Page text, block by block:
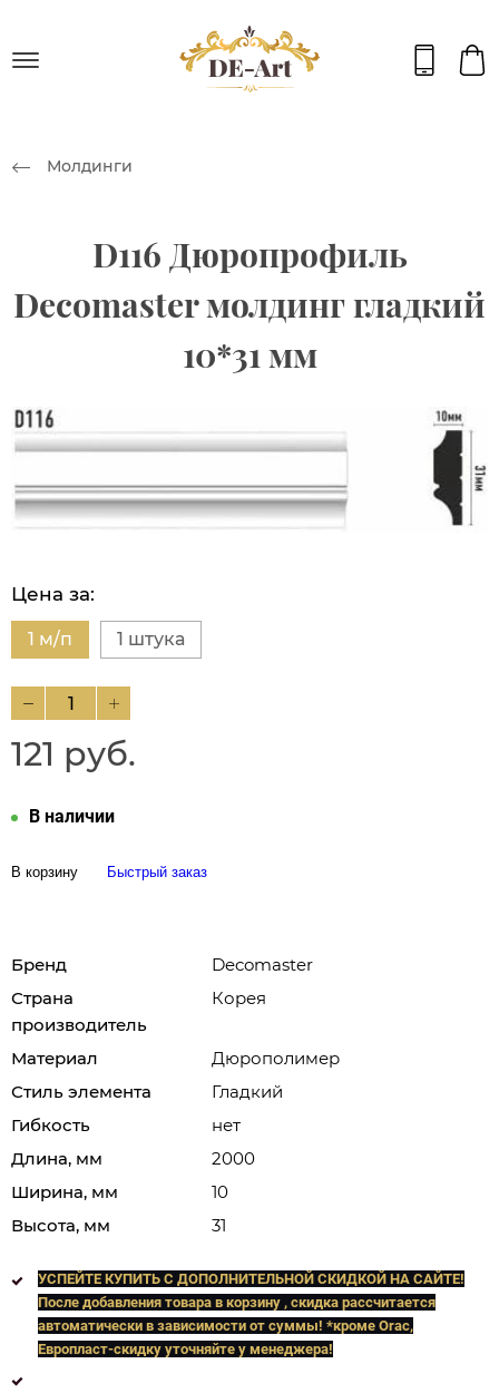
Молдинги
D116 Дюропрофиль
Decomaster молдинг гладкий
10*31 мм
Цена за:
1 м/п 1 штука
121 руб.
В наличии
В корзину Быстрый заказ
Бренд
Decomaster
Страна
производитель
Корея
Материал
Дюрополимер
Стиль элемента
Гладкий
Гибкость
нет
Длина, мм
2000
Ширина, мм
10
Высота, мм
31
УСПЕЙТЕ КУПИТЬ C ДОПОЛНИТЕЛЬНОЙ СКИДКОЙ НА САЙТЕ!
После добавления товара в корзину , скидка рассчитается
автоматически в зависимости от суммы! *кроме Orac,
Европласт-скидку уточняйте у менеджера!